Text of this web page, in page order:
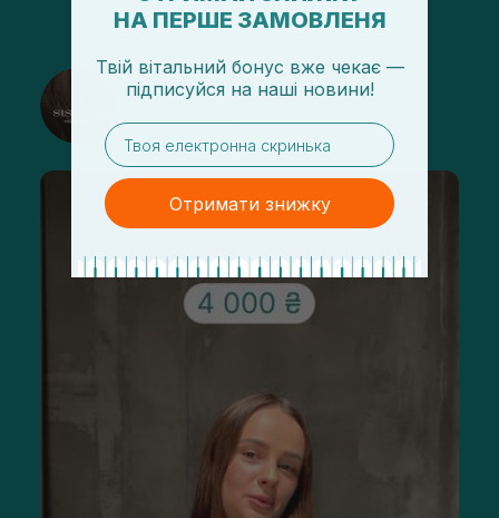
@sisters_stelmakh в Instagram
Підписатися
НА ПЕРШЕ ЗАМОВЛЕНЯ
Твій вітальний бонус вже чекає —
підписуйся на наші новини!
email
Отримати знижку